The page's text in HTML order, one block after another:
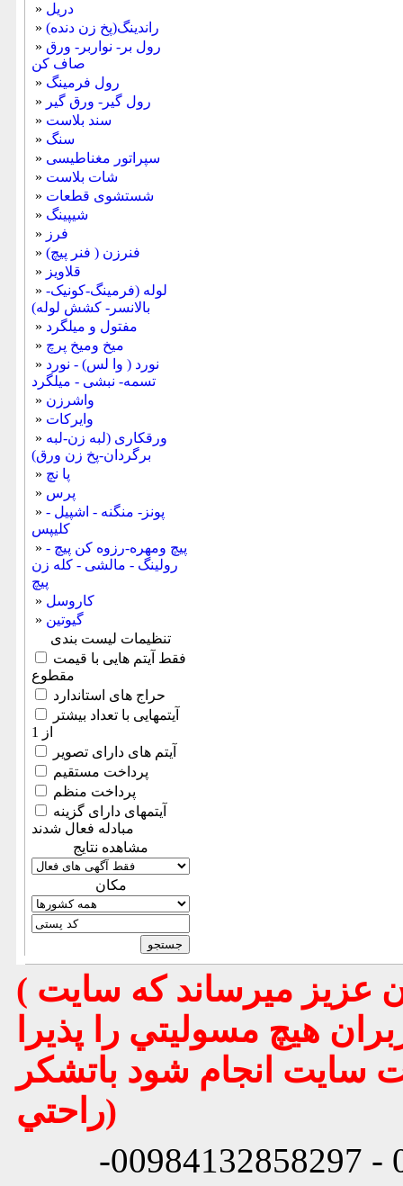
» دريل
» راندینگ(پخ زن دنده)
» رول بر- نواربر- ورق
صاف کن
» رول فرمینگ
» رول گیر- ورق گیر
» سند بلاست
» سنگ
» سپراتور مغناطیسی
» شات بلاست
» شستشوی قطعات
» شیپینگ
» فرز
» فنرزن ( فنر پیچ)
» قلاویز
» لوله (فرمینگ-کونیک-
بالانسر- کشش لوله)
» مفتول و میلگرد
» میخ ومیخ پرچ
» نورد ( وا لس) - نورد
تسمه- نبشی - میلگرد
» واشرزن
» وایرکات
» ورقکاری (لبه زن-لبه
برگردان-پخ زن ورق)
» پا نچ
» پرس
» پونز- منگنه - اشپیل -
کلیپس
» پیچ ومهره-رزوه کن پیچ -
رولینگ - مالشی - کله زن
پیچ
» کاروسل
» گیوتین
تنظیمات لیست بندی
مقطوع
حراج های استاندارد
از 1
آیتم های دارای تصویر
پرداخت مستقیم
پرداخت منظم
مبادله فعال شدند
مشاهده نتایج
مكان
( تذكر مهم : به استحضار تمامي كاربران عزيز ميرساند كه سايت
هيچ مسوليتي را پذيرا
سايت انجام شود باتشكر
راحتي)
شماره تماس: 00984132858296 - 00984132858297-